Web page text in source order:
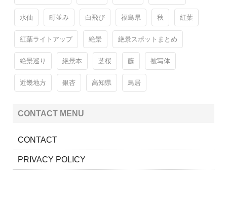
水仙 町並み 白飛び 福島県 秋 紅葉
紅葉ライトアップ 絶景 絶景スポットまとめ
絶景巡り 絶景本 芝桜 藤 被写体
近畿地方 銀杏 高知県 鳥居
CONTACT MENU
CONTACT
PRIVACY POLICY